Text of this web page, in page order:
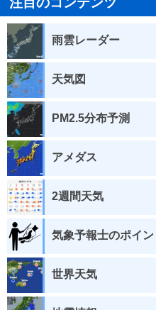
雨雲レーダー
天気図
PM2.5分布予測
アメダス
2週間天気
気象予報士のポイ
世界天気